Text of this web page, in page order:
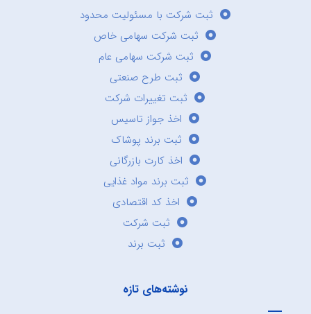
ثبت شرکت با مسئولیت محدود
ثبت شرکت سهامی خاص
ثبت شرکت سهامی عام
ثبت طرح صنعتی
ثبت تغییرات شرکت
اخذ جواز تاسیس
ثبت برند پوشاک
اخذ کارت بازرگانی
ثبت برند مواد غذایی
اخذ کد اقتصادی
ثبت شرکت
ثبت برند
نوشته‌های تازه